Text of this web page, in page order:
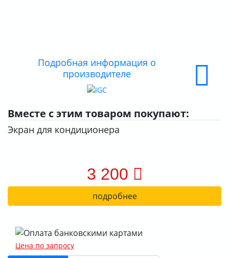
ДОСТАВКАПодробная информация о
производителе
Вместе с этим товаром покупают:
Экран для кондиционера
3 200
подробнее
Цена по запросу